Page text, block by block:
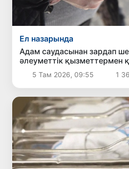
Ел назарында
Адам саудасынан зардап
әлеуметтік қызметтермен
5 Там 2026, 09:55 1